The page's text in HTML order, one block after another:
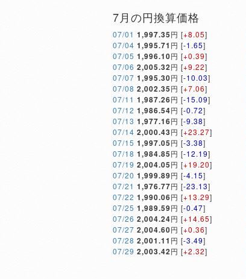
7月の円換算価格
07/01 1,997.35円 [+8.05]
07/04 1,995.71 円 [-1.65]
07/05 1,996.10円 [+0.39]
07/06 2,005.32円 [+9.22]
07/07 1,995.30円 [-10.03]
07/08 2,002.35円 [+7.06]
07/11 1,987.26円 [-15.09]
07/12 1,986.54円 [-0.72]
07/13 1,977.16円 [-9.38]
07/14 2,000.43円 [+23.27]
07/15 1,997.05円 [-3.38]
07/18 1,984.85円 [-12.19]
07/19 2,004.05円 [+19.20]
07/20 1,999.89円 [-4.15]
07/21 1,976.77円 [-23.13]
07/22 1,990.06円 [+13.29]
07/25 1,989.59円 [-0.47]
07/26 2,004.24円 [+14.65]
07/27 2,004.60円 [+0.36]
07/28 2,001.11 円 [-3.49]
07/29 2,003.42円 [+2.32]